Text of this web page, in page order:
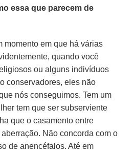
essa que parecem de
momento em que há várias
quando você
ou alguns indivíduos
conservadores, eles não
nós conseguimos. Tem um
tem que ser subserviente
que o casamento entre
Não concorda com o
de anencéfalos. Até em